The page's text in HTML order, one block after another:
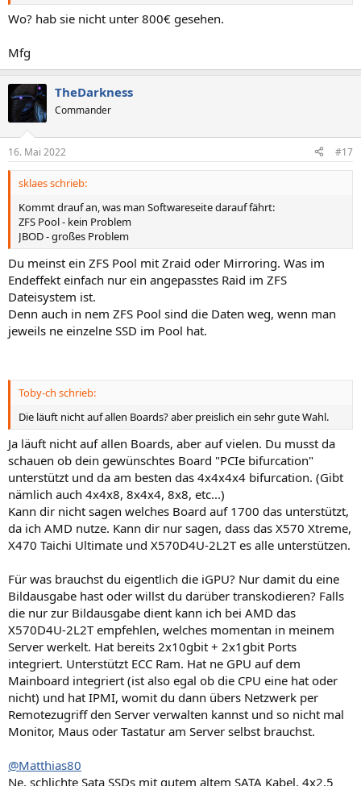
Wo? hab sie nicht unter 800€ gesehen.
Mfg
TheDarkness
Commander
16. Mai 2022 #17
sklaes schrieb:
Kommt drauf an, was man Softwareseite darauf fährt:
ZFS Pool - kein Problem
JBOD - großes Problem
Du meinst ein ZFS Pool mit Zraid oder Mirroring. Was im
Endeffekt einfach nur ein angepasstes Raid im ZFS
Dateisystem ist.
Denn auch in nem ZFS Pool sind die Daten weg, wenn man
jeweils ne einzelne SSD im Pool hat.
Toby-ch schrieb:
Die läuft nicht auf allen Boards? aber preislich ein sehr gute Wahl.
Ja läuft nicht auf allen Boards, aber auf vielen. Du musst da
schauen ob dein gewünschtes Board "PCIe bifurcation"
unterstützt und da am besten das 4x4x4x4 bifurcation. (Gibt
nämlich auch 4x4x8, 8x4x4, 8x8, etc...)
Kann dir nicht sagen welches Board auf 1700 das unterstützt,
da ich AMD nutze. Kann dir nur sagen, dass das X570 Xtreme,
X470 Taichi Ultimate und X570D4U-2L2T es alle unterstützen.
Für was brauchst du eigentlich die iGPU? Nur damit du eine
Bildausgabe hast oder willst du darüber transkodieren? Falls
die nur zur Bildausgabe dient kann ich bei AMD das
X570D4U-2L2T empfehlen, welches momentan in meinem
Server werkelt. Hat bereits 2x10gbit + 2x1gbit Ports
integriert. Unterstützt ECC Ram. Hat ne GPU auf dem
Mainboard integriert (ist also egal ob die CPU eine hat oder
nicht) und hat IPMI, womit du dann übers Netzwerk per
Remotezugriff den Server verwalten kannst und so nicht mal
Monitor, Maus oder Tastatur am Server selbst brauchst.
@Matthias80
Ne, schlichte Sata SSDs mit gutem altem SATA Kabel. 4x2,5